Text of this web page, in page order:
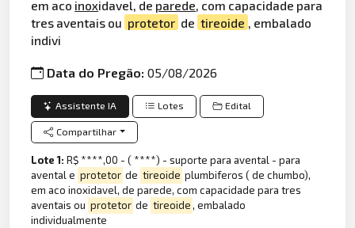
em aco inoxidavel, de parede , com capacidade para
tres aventais ou protetor de tireoide
, embalado
indivi
Data do Pregão:05/08/2026
Assistente IA Lotes Edital
Compartilhar
Lote 1:R$ ****,00 - ( ****) - suporte para avental - para
avental e protetor de tireoide plumbiferos ( de chumbo),
em aco inoxidavel, de parede, com capacidade para tres
aventais ou protetor de tireoide, embalado
individualmente